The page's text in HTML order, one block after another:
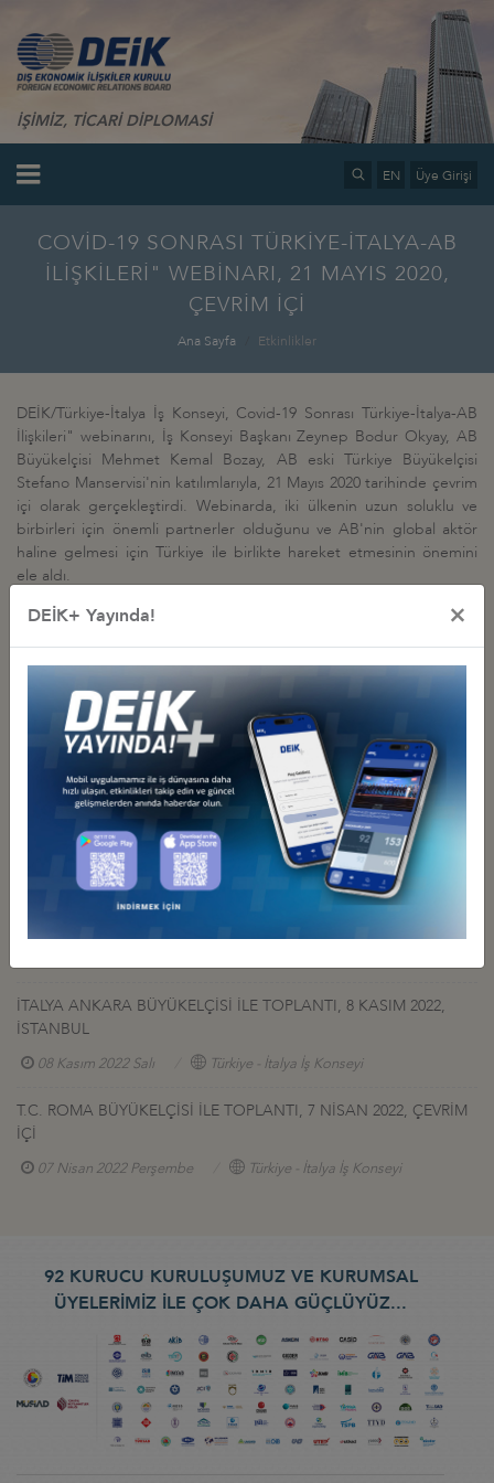
İŞİMİZ, TİCARİ DİPLOMASİ
EN Üye Girişi
COVİD-19 SONRASI TÜRKİYE-İTALYA-AB
İLİŞKİLERİ" WEBİNARI, 21 MAYIS 2020,
ÇEVRİM İÇİ
Ana Sayfa Etkinlikler
DEİK/Türkiye-İtalya İş Konseyi, Covid-19 Sonrası Türkiye-İtalya-AB
İlişkileri" webinarını, İş Konseyi Başkanı Zeynep Bodur Okyay, AB
Büyükelçisi Mehmet Kemal Bozay, AB eski Türkiye Büyükelçisi
Stefano Manservisi'nin katılımlarıyla, 21 Mayıs 2020 tarihinde çevrim
içi olarak gerçekleştirdi. Webinarda, iki ülkenin uzun soluklu ve
birbirleri için önemli partnerler olduğunu ve AB'nin global aktör
haline gelmesi için Türkiye ile birlikte hareket etmesinin önemini
ele aldı.
İş Konseyi ile Alakalı Diğer Etkinlikler
İTALYA-TÜRKİYE İŞ FORUMU
29 Nisan 2025 Salı Türkiye - İtalya İş Konseyi
İTALYA - TÜRKİYE TİCARET HACMİ HEDEFİ: 40 MİLYAR DOLAR
29 Nisan 2025 Salı Türkiye - İtalya İş Konseyi
İTALYA TİCARET MÜŞAVİRİ İLE TANIŞMA TOPLANTISI, 4 ARALIK
İTALYA ANKARA BÜYÜKELÇİSİ İLE TOPLANTI, 8 KASIM 2022,
İSTANBUL
08 Kasım 2022 Salı Türkiye - İtalya İş Konseyi
T.C. ROMA BÜYÜKELÇİSİ İLE TOPLANTI, 7 NİSAN 2022, ÇEVRİM
İÇİ
07 Nisan 2022 Perşembe Türkiye - İtalya İş Konseyi
92 KURUCU KURULUŞUMUZ VE KURUMSAL
ÜYELERİMİZ İLE ÇOK DAHA GÜÇLÜYÜZ...
DEİK+ Yayında! ×